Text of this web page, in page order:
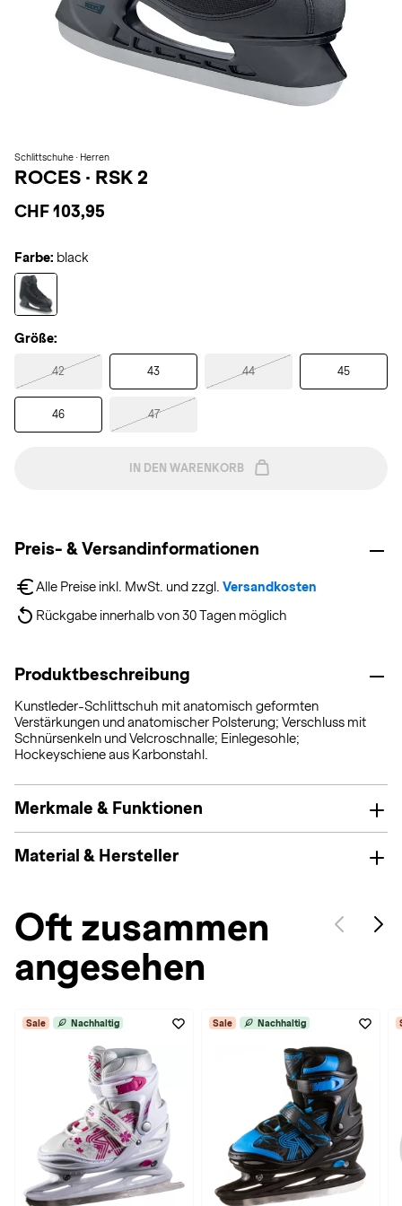
Schlittschuhe · Herren
ROCES · RSK 2
CHF 103,95
Farbe: black
Größe:
42 43 44 45
46 47
IN DEN WARENKORB
Preis- & Versandinformationen
Alle Preise inkl. MwSt. und zzgl. Versandkosten
Rückgabe innerhalb von 30 Tagen möglich
Produktbeschreibung
Kunstleder-Schlittschuh mit anatomisch geformten
Verstärkungen und anatomischer Polsterung; Verschluss mit
Schnürsenkeln und Velcroschnalle; Einlegesohle;
Hockeyschiene aus Karbonstahl.
Merkmale & Funktionen
Material & Hersteller
Oft zusammen
angesehen
Sale Nachhaltig Sale Nachhaltig